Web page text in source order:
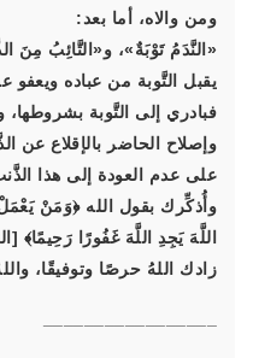
ومن والاه، أما بعد:
«النَّدَمُ تَوْبَةٌ»، و«التَّائِبُ مِنَ
يقبل التَّوبة من عباده ويعفو
فبادري إلى التَّوبة بشروطها،
وإصلاح الحاضر بالإقلاع عن
على عدم العودة إلى هذا
وأُذكِّرك بقول الله﴿وَمَنْ
اللَّهَ يَجِدِ اللَّهَ غَفُورًا رَحِيمًا﴾
زادك اللهُ حرصًا وتوفيقًا،